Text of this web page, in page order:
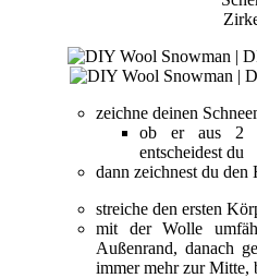
zeichne deinen
ob er aus 2
entscheidest du
dann zeichnest du
streiche den ersten
mit der Wolle
Außenrand, danach
immer mehr zur Mitte,